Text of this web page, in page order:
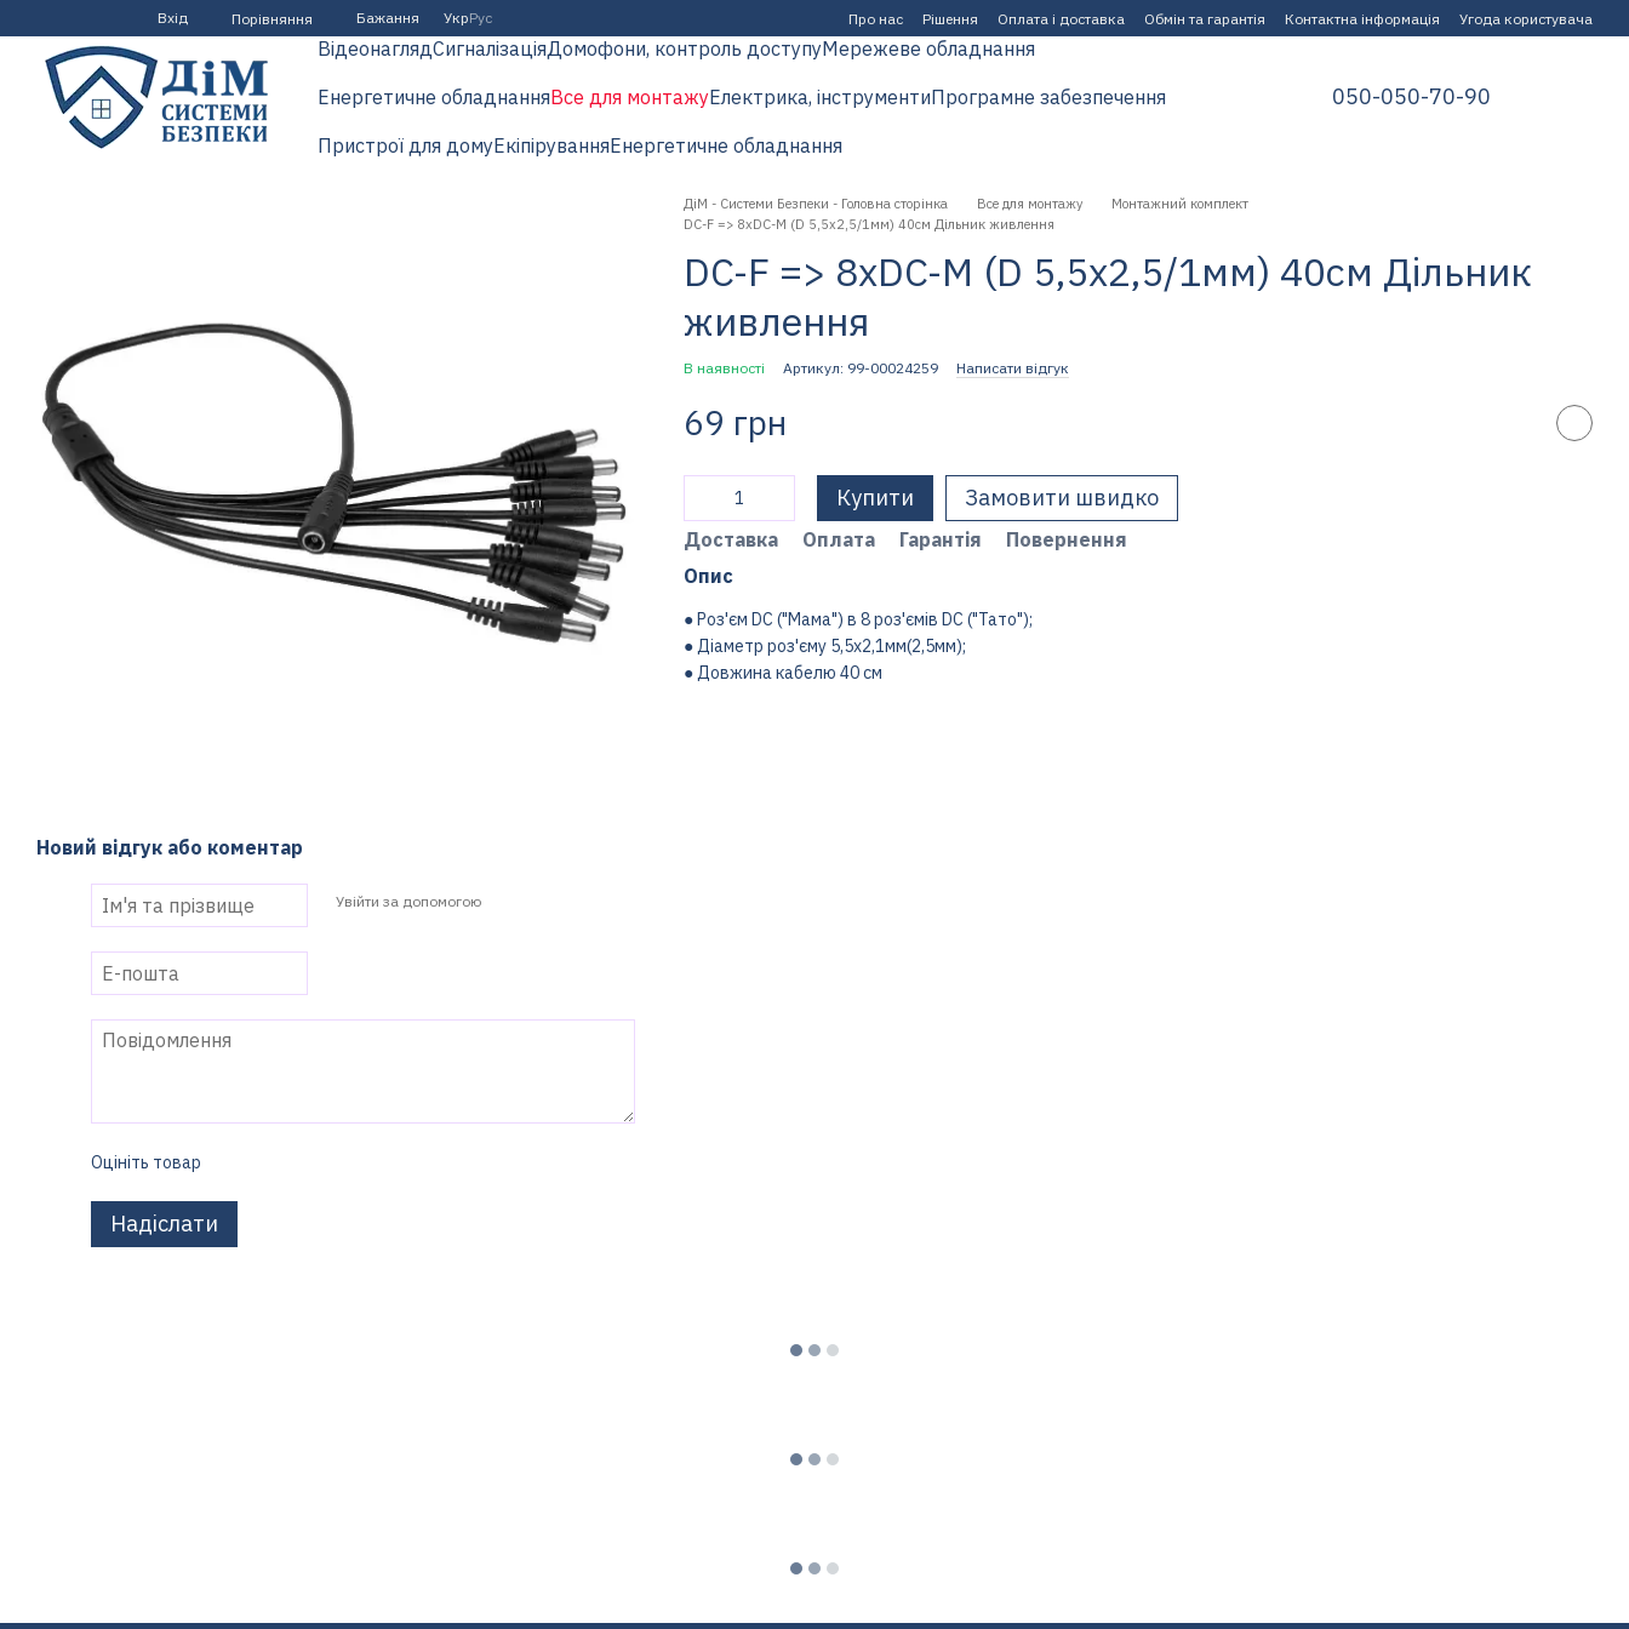
Перейти до основного контенту
Вхід Порівняння Бажання УкрРус Про нас Рішення Оплата і доставка Обмін та гарантія Контактна інформація Угода користувача
ВідеонаглядСигналізаціяДомофони, контроль доступуМережеве обладнання
Енергетичне обладнанняВсе для монтажуЕлектрика, інструментиПрограмне забезпечення
Пристрої для домуЕкіпіруванняЕнергетичне обладнання
050-050-70-90
Новий відгук або коментар
Увійти за допомогою
Оцініть товар
Надіслати
ДіМ - Системи Безпеки - Головна сторінка Все для монтажу
Монтажний комплект
DC-F => 8xDC-M (D 5,5x2,5/1мм) 40см Дільник живлення
DC-F => 8xDC-M (D 5,5x2,5/1мм) 40см Дільник
живлення
В наявності Артикул: 99-00024259 Написати відгук
69 грн
Купити Замовити швидко
Доставка Оплата Гарантія
Повернення
Опис
● Роз'єм DC ("Мама") в 8 роз'ємів DC ("Тато");
● Діаметр роз'єму 5,5x2,1мм(2,5мм);
● Довжина кабелю 40 см